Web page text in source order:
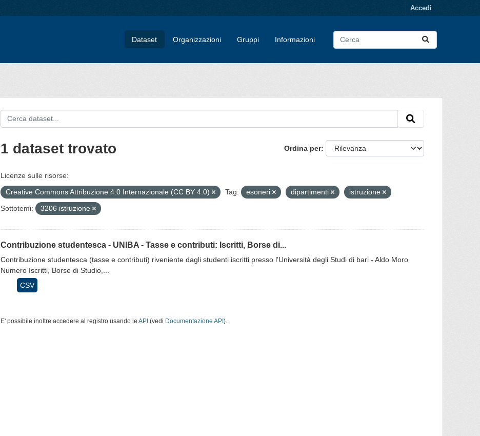
Accedi
Dataset Organizzazioni Gruppi Informazioni
Ordina per
1 dataset trovato
Licenze sulle risorse:
Creative Commons Attribuzione 4.0 Internazionale (CC BY 4.0)
Tag: esoneri dipartimenti
istruzione
Sottotemi:
3206 istruzione
Contribuzione studentesca - UNIBA - Tasse e contributi: Iscritti, Borse di...
Contribuzione studentesca (tasse e contributi) riveniente dagli studenti iscritti presso l'Università degli Studi di bari - Aldo Moro
Numero Iscritti, Borse di Studio,...
CSV
E' possibile inoltre accedere al registro usando le API (vedi Documentazione API ).